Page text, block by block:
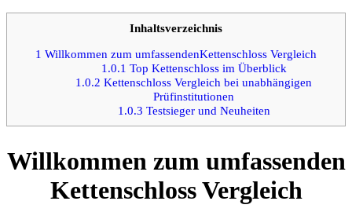
Inhaltsverzeichnis
1 Willkommen zum umfassendenKettenschloss Vergleich
1.0.1 Top Kettenschloss im Überblick
1.0.2 Kettenschloss Vergleich bei unabhängigen
Prüfinstitutionen
1.0.3 Testsieger und Neuheiten
Willkommen zum umfassenden
Kettenschloss Vergleich